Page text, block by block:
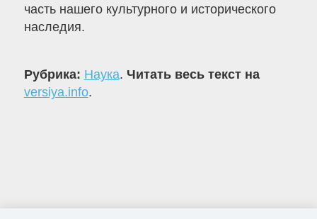
часть нашего культурного и исторического
наследия.
Рубрика: Наука. Читать весь текст на
versiya.info.